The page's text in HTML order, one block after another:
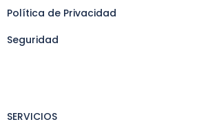
Política de Privacidad
Seguridad
SERVICIOS